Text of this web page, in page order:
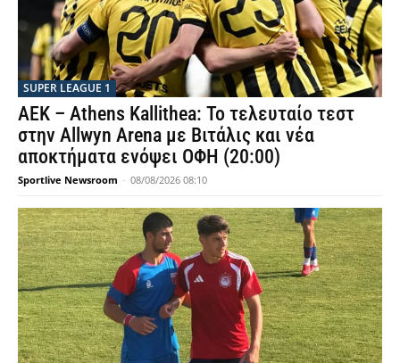
SUPER LEAGUE 1
ΑΕΚ – Athens Kallithea: Το τελευταίο τεστ
στην Allwyn Arena με Βιτάλις και νέα
αποκτήματα ενόψει ΟΦΗ (20:00)
Sportlive Newsroom - 08/08/2026 08:10